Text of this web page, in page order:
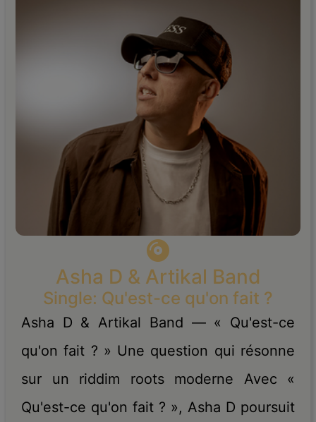
Asha D & Artikal Band
Single: Qu'est-ce qu'on fait ?
Asha D & Artikal Band — « Qu'est-ce
qu'on fait ? » Une question qui résonne
sur un riddim roots moderne Avec «
Qu'est-ce qu'on fait ? », Asha D poursuit